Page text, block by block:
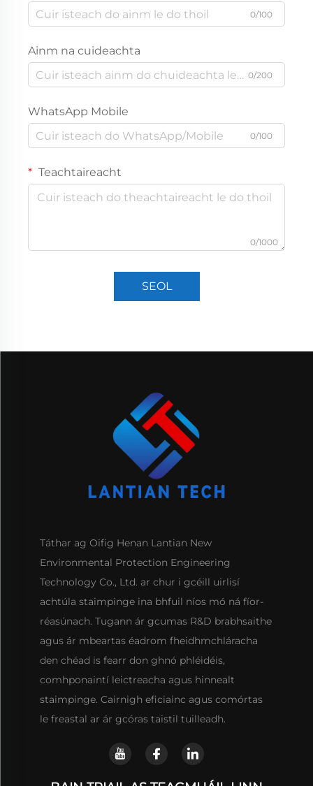
0/100
Ainm na cuideachta
0/200
WhatsApp Mobile
0/100
Teachtaireacht
0/1000
SEOL
Táthar ag Oifig Henan Lantian New
Environmental Protection Engineering
Technology Co., Ltd. ar chur i gcéill uirlisí
achtúla staimpinge ina bhfuil níos mó ná fíor-
réasúnach. Tugann ár gcumas R&D brabhsaithe
agus ár mbeartas éadrom fheidhmchláracha
den chéad is fearr don ghnó phléidéis,
comhponaintí leictreacha agus hinnealt
staimpinge. Cairnigh eficiainc agus comórtas
le freastal ar ár gcóras taistil tuilleadh.